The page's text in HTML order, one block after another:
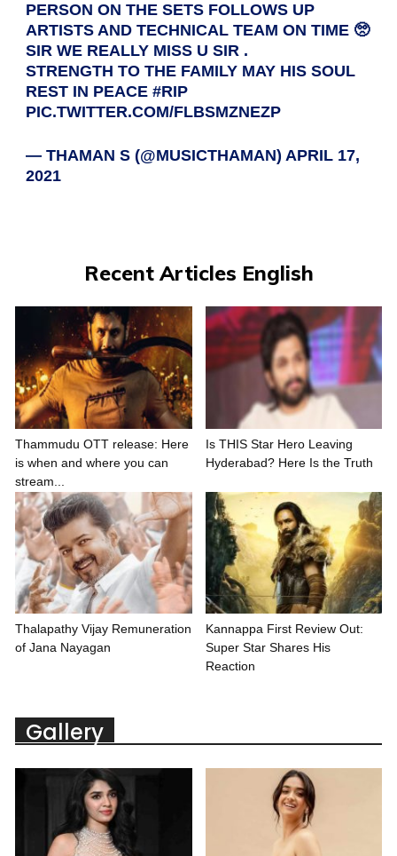
PERSON ON THE SETS FOLLOWS UP
ARTISTS AND TECHNICAL TEAM ON TIME 🥺
SIR WE REALLY MISS U SIR .
STRENGTH TO THE FAMILY MAY HIS SOUL
REST IN PEACE#RIP
PIC.TWITTER.COM/FLBSMZNEZP
— THAMAN S (@MUSICTHAMAN)APRIL 17,
2021
Recent Articles English
Thammudu OTT release: Here
is when and where you can
stream...
Is THIS Star Hero Leaving
Hyderabad? Here Is the Truth
Thalapathy Vijay Remuneration
of Jana Nayagan
Kannappa First Review Out:
Super Star Shares His
Reaction
Gallery